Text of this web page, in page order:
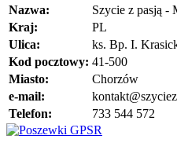
Nazwa:
Szycie z pasją -
Kraj:
PL
Ulica:
ks. Bp. I.
Kod pocztowy: 41-500
Miasto:
Chorzów
e-mail:
Telefon:
733 544 572